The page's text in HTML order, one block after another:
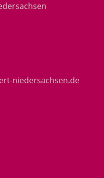
niedersachsen.de